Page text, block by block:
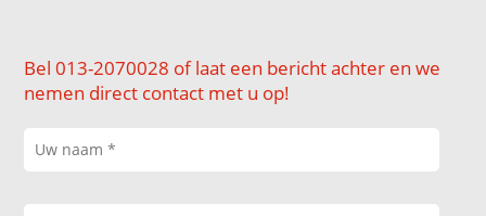
Bel 013-2070028 of laat een bericht achter en we
nemen direct contact met u op!